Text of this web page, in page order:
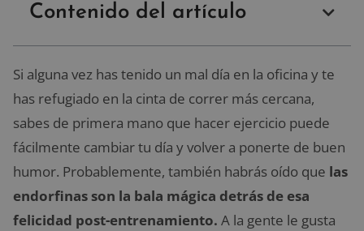
Contenido del artículo
Si alguna vez has tenido un mal día en la oficina y te
has refugiado en la cinta de correr más cercana,
sabes de primera mano que hacer ejercicio puede
fácilmente cambiar tu día y volver a ponerte de buen
humor. Probablemente, también habrás oído que las
endorfinas son la bala mágica detrás de esa
felicidad post-entrenamiento. A la gente le gusta